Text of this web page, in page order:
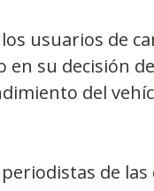
usuarios de
en su decisión
del
de